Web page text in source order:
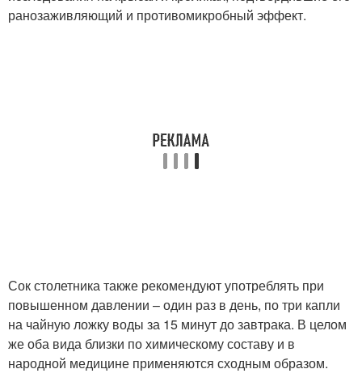
ранозаживляющий и противомикробный эффект.
Сок столетника также рекомендуют употреблять при
повышенном давлении – один раз в день, по три капли
на чайную ложку воды за 15 минут до завтрака. В целом
же оба вида близки по химическому составу и в
народной медицине применяются сходным образом.